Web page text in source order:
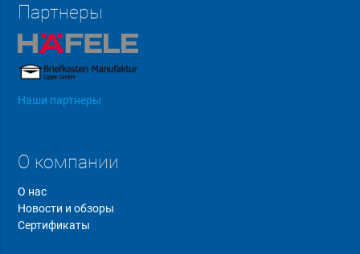
Партнеры
Наши партнеры
О компании
О нас
Новости и обзоры
Сертификаты